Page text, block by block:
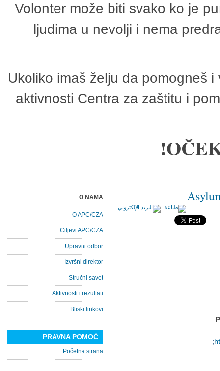
Volonter može biti svako ko je
ljudima u nevolji i nema
Ukoliko imaš želju da pomogneš
aktivnosti Centra za zaštitu i
;
O NAMA
O APC/CZA
Ciljevi APC/CZA
Upravni odbor
Izvršni direktor
Stručni savet
Aktivnosti i rezultati
Bliski linkovi
PRAVNA POMOĆ
Početna strana